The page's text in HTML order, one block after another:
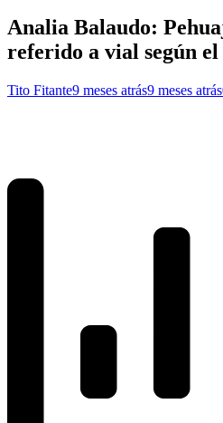
Analia Balaudo:
referido a vial según el
Tito Fitante9 meses atrás9 meses atrás